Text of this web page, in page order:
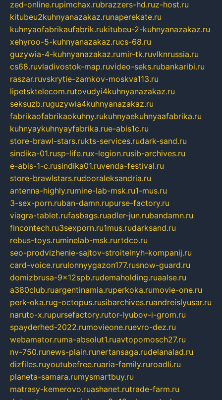
zed-online.rupimchax.rubrazzers-hd.ruz-host.ru
kitubeu2kuhnyanazakaz.runaperekate.ru
kuhnyaofabrikaufabrik.rukitubeu-2-kuhnyanazakaz.ru
xehyroo-5-kuhnyanazakaz.rucs-68.ru
guzywia-4-kuhnyanazakaz.rumir-tk.ruvlknrussia.ru
cs68.ruvladivostok-map.ruvideo-seks.rubankaribi.ru
raszar.ruvskrytie-zamkov-moskva113.ru
lipetsktelecom.rutovudyi4kuhnyanazakaz.ru
seksuzb.ruguzywia4kuhnyanazakaz.ru
fabrikaofabrikaokuhny.rukuhnyaekuhnyaafabrika.ru
kuhnyaykuhnyayfabrika.rue-abis1c.ru
store-brawl-stars.rukts-services.rudark-sand.ru
sindika-01.rusp-life.rux-legion.rusib-archives.ru
e-abis-1-c.rusindika01.ruvenda-festival.ru
store-brawlstars.rudooraleksandria.ru
antenna-highly.rumine-lab-msk.ru1-mus.ru
3-sex-porn.ruban-damn.rupurse-factory.ru
viagra-tablet.rufasbags.ruadler-jun.rubandamn.ru
fincontech.ru3sexporn.ru1mus.rudarksand.ru
rebus-toys.ruminelab-msk.rurtdco.ru
seo-prodvizhenie-sajtov-stroitelnyh-kompanij.ru
card-voice.rurulonnyygazon177.rusnow-guard.ru
domizbrusa-9x12spb.rudemaholding.ruaalse.ru
a380club.ruargentinamia.ruperkoka.rumovie-one.ru
perk-oka.rug-octopus.rusibarchives.ruandreislyusar.ru
naruto-x.rupursefactory.rutor-lyubov-i-grom.ru
spayderhed-2022.rumovieone.ruevro-dez.ru
webamator.ruma-absolut1.ruavtopomosch27.ru
nv-750.runews-plain.runertansaga.rudelanalad.ru
dizfiles.ruyoutubefree.ruaria-family.ruroadli.ru
planeta-samara.rumysmartbuy.ru
matrasy-kemerovo.ruashanet.rutrade-farm.ru